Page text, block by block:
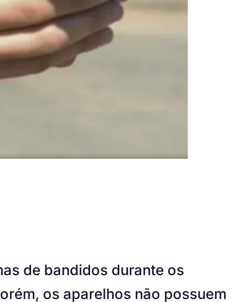
de bandidos durante os
os aparelhos não possuem